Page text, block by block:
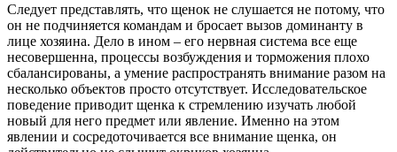
Следует представлять, что щенок не слушается не потому, что
он не подчиняется командам и бросает вызов доминанту в
лице хозяина. Дело в ином – его нервная система все еще
несовершенна, процессы возбуждения и торможения плохо
сбалансированы, а умение распространять внимание разом на
несколько объектов просто отсутствует. Исследовательское
поведение приводит щенка к стремлению изучать любой
новый для него предмет или явление. Именно на этом
явлении и сосредоточивается все внимание щенка, он